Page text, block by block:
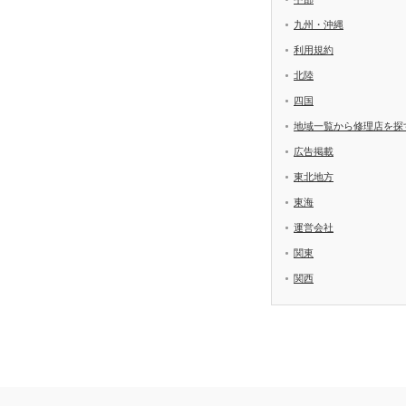
九州・沖縄
利用規約
北陸
四国
地域一覧から修理店を探
広告掲載
東北地方
東海
運営会社
関東
関西